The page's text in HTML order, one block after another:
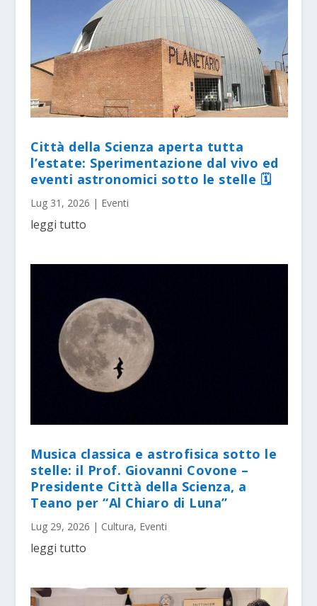
Città della Scienza aperta tutta
l’estate: Sperimentazione dal vivo ed
eventi astronomici sotto le stelle 🗓
Lug 31, 2026 | Eventi
leggi tutto
Musica classica e astrofisica sotto le
stelle: il Prof. Giovanni Covone –
Presidente Città della Scienza, a
Teano per “Al Chiaro di Luna”
Lug 29, 2026 | Cultura, Eventi
leggi tutto